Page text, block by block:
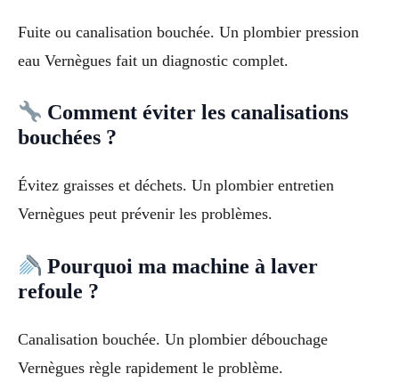
Fuite ou canalisation bouchée. Un plombier pression
eau Vernègues fait un diagnostic complet.
Comment éviter les canalisations
bouchées ?
Évitez graisses et déchets. Un plombier entretien
Vernègues peut prévenir les problèmes.
Pourquoi ma machine à laver
refoule ?
Canalisation bouchée. Un plombier débouchage
Vernègues règle rapidement le problème.